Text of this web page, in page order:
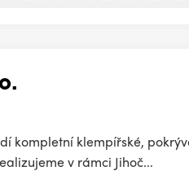
kompletní klempířské,
v rámci Jihoč...